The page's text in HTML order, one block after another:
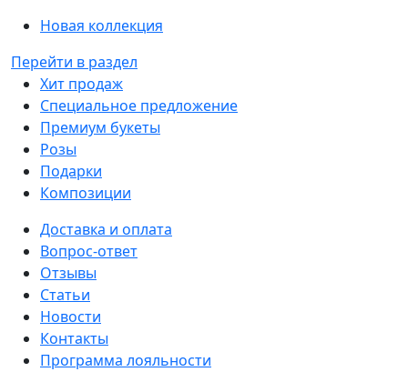
Новая коллекция
Перейти в раздел
Хит продаж
Специальное предложение
Премиум букеты
Розы
Подарки
Композиции
Доставка и оплата
Вопрос-ответ
Отзывы
Статьи
Новости
Контакты
Программа лояльности